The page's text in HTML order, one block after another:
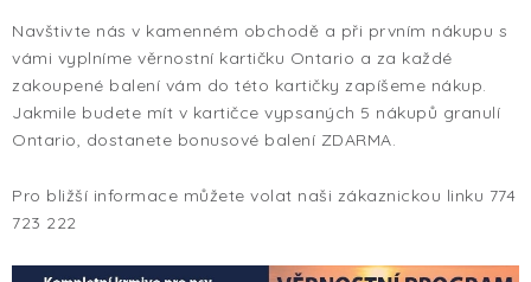
PTÁCI
AKVA
KONĚ
Navštivte nás v kamenném obchodě a při prvním nákupu s
vámi vyplníme věrnostní kartičku Ontario a za každé
zakoupené balení vám do této kartičky zapíšeme nákup.
Jakmile budete mít v kartičce vypsaných 5 nákupů granulí
Ontario, dostanete bonusové balení ZDARMA.
Pro bližší informace můžete volat naši zákaznickou linku 774
723 222